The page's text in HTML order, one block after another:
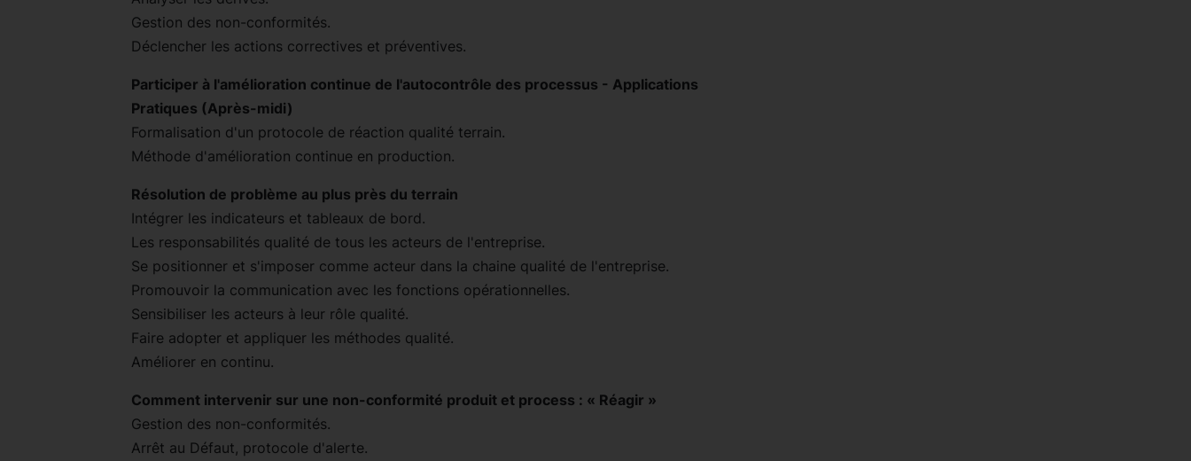
Gestion des non-conformités.
Déclencher les actions correctives et préventives.
Participer à l'amélioration continue de l'autocontrôle des processus - Applications
Pratiques (Après-midi)
Formalisation d'un protocole de réaction qualité terrain.
Méthode d'amélioration continue en production.
Résolution de problème au plus près du terrain
Intégrer les indicateurs et tableaux de bord.
Les responsabilités qualité de tous les acteurs de l'entreprise.
Se positionner et s'imposer comme acteur dans la chaine qualité de l'entreprise.
Promouvoir la communication avec les fonctions opérationnelles.
Sensibiliser les acteurs à leur rôle qualité.
Faire adopter et appliquer les méthodes qualité.
Améliorer en continu.
Comment intervenir sur une non-conformité produit et process : « Réagir »
Gestion des non-conformités.
Arrêt au Défaut, protocole d'alerte.